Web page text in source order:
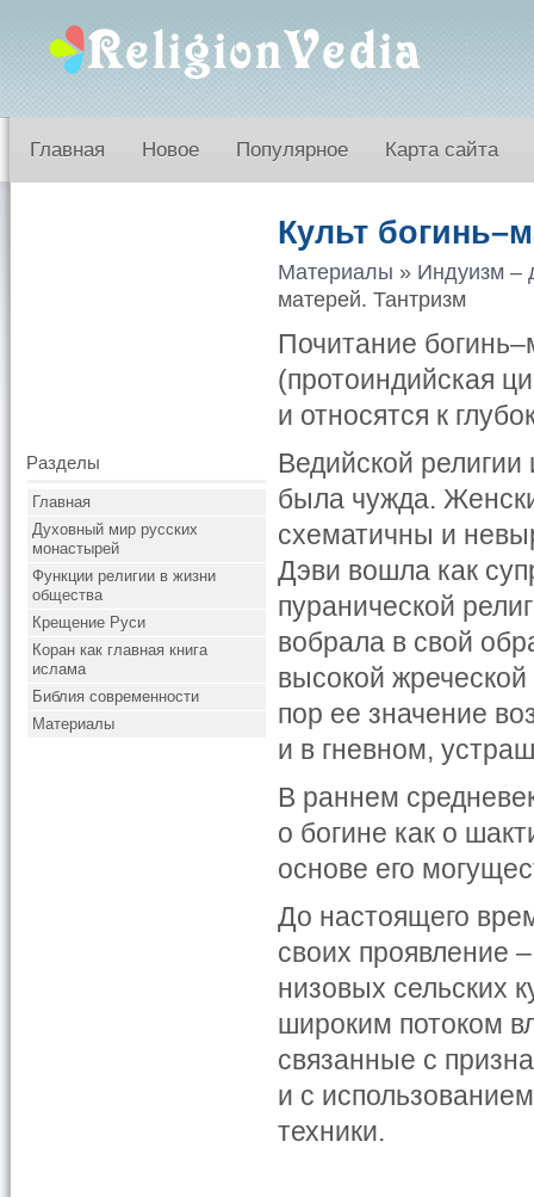
Главная Новое Популярное Карта сайта
Разделы
Главная
Духовный мир русских
монастырей
Функции религии в жизни
общества
Крещение Руси
Коран как главная книга
ислама
Библия современности
Материалы
Культ
Материалы » Индуизм –
матерей. Тантризм
Почитание
(протоиндийская
и относятся к
Ведийской
была чужда.
схематичны и
Дэви вошла как
пуранической
вобрала в свой
высокой
пор ее значение
и в гневном,
В раннем
о богине как о
основе его
До настоящего
своих проявление
низовых сельских
широким потоком
связанные с
и с
техники.